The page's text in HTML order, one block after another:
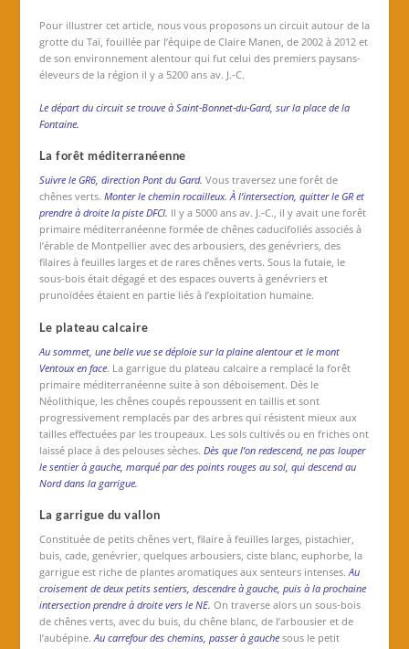
Pour illustrer cet article, nous vous proposons un circuit autour de la
grotte du Taï, fouillée par l’équipe de Claire Manen, de 2002 à 2012 et
de son environnement alentour qui fut celui des premiers paysans-
éleveurs de la région il y a 5200 ans av. J.-C.
Le départ du circuit se trouve à Saint-Bonnet-du-Gard, sur la place de la
Fontaine.
La forêt méditerranéenne
Suivre le GR6, direction Pont du Gard. Vous traversez une forêt de
chênes verts. Monter le chemin rocailleux. À l’intersection, quitter le GR et
prendre à droite la piste DFCI. Il y a 5000 ans av. J.-C., il y avait une forêt
primaire méditerranéenne formée de chênes caducifoliés associés à
l’érable de Montpellier avec des arbousiers, des genévriers, des
filaires à feuilles larges et de rares chênes verts. Sous la futaie, le
sous-bois était dégagé et des espaces ouverts à genévriers et
prunoïdées étaient en partie liés à l’exploitation humaine.
Le plateau calcaire
Au sommet, une belle vue se déploie sur la plaine alentour et le mont
Ventoux en face. La garrigue du plateau calcaire a remplacé la forêt
primaire méditerranéenne suite à son déboisement. Dès le
Néolithique, les chênes coupés repoussent en taillis et sont
progressivement remplacés par des arbres qui résistent mieux aux
tailles effectuées par les troupeaux. Les sols cultivés ou en friches ont
laissé place à des pelouses sèches. Dès que l’on redescend, ne pas louper
le sentier à gauche, marqué par des points rouges au sol, qui descend au
Nord dans la garrigue.
La garrigue du vallon
Constituée de petits chênes vert, filaire à feuilles larges, pistachier,
buis, cade, genévrier, quelques arbousiers, ciste blanc, euphorbe, la
garrigue est riche de plantes aromatiques aux senteurs intenses.Au
croisement de deux petits sentiers, descendre à gauche, puis à la prochaine
intersection prendre à droite vers le NE. On traverse alors un sous-bois
de chênes verts, avec du buis, du chêne blanc, de l’arbousier et de
l’aubépine.Au carrefour des chemins, passer à gauchesous le petit